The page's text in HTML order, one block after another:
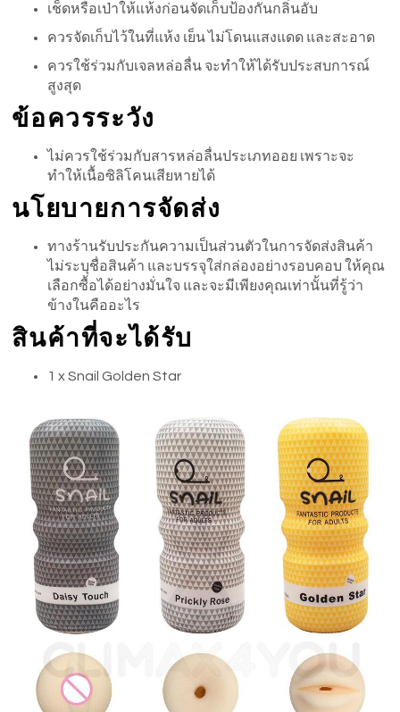
เช็ดหรือเป่าให้แห้งก่อนจัดเก็บป้องกันกลิ่นอับ
ควรจัดเก็บไว้ในที่แห้ง เย็น ไม่โดนแสงแดด และสะอาด
ควรใช้ร่วมกับเจลหล่อลื่น จะทำให้ได้รับประสบการณ์
สูงสุด
ข้อควรระวัง
ไม่ควรใช้ร่วมกับสารหล่อลื่นประเภทออย เพราะจะ
ทำให้เนื้อซิลิโคนเสียหายได้
นโยบายการจัดส่ง
ทางร้านรับประกันความเป็นส่วนตัวในการจัดส่งสินค้า
ไม่ระบุชื่อสินค้า และบรรจุใส่กล่องอย่างรอบคอบ ให้คุณ
เลือกซื้อได้อย่างมั่นใจ และจะมีเพียงคุณเท่านั้นที่รู้ว่า
ข้างในคืออะไร
สินค้าที่จะได้รับ
1 x Snail Golden Star